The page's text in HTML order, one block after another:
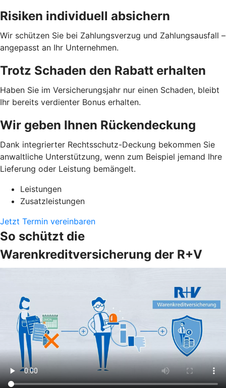
Risiken individuell absichern
Wir schützen Sie bei Zahlungsverzug und Zahlungsausfall –
angepasst an Ihr Unternehmen.
Trotz Schaden den Rabatt erhalten
Haben Sie im Versicherungsjahr nur einen Schaden, bleibt
Ihr bereits verdienter Bonus erhalten.
Wir geben Ihnen Rückendeckung
Dank integrierter Rechtsschutz-Deckung bekommen Sie
anwaltliche Unterstützung, wenn zum Beispiel jemand Ihre
Lieferung oder Leistung bemängelt.
Leistungen
Zusatzleistungen
Jetzt Termin vereinbaren
So schützt die
Warenkreditversicherung der R+V